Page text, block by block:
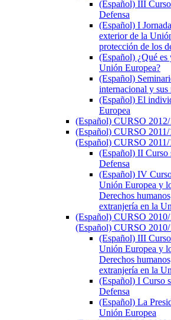
(Español) III
Defensa
(Español) I
exterior de la
protección de los
(Español) ¿Qué
Unión Europea?
(Español)
internacional y sus
(Español) El
Europea
(Español) CURSO
(Español) CURSO 2011/
(Español) CURSO 2011/
(Español) II Curso
Defensa
(Español) IV
Unión Europea y
Derechos
extranjería en la
(Español) CURSO 2010/
(Español) CURSO 2010/
(Español) III
Unión Europea y
Derechos
extranjería en la
(Español) I Curso
Defensa
(Español) La
Unión Europea